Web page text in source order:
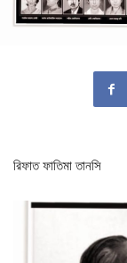
রিফাত ফাতিমা তানসি